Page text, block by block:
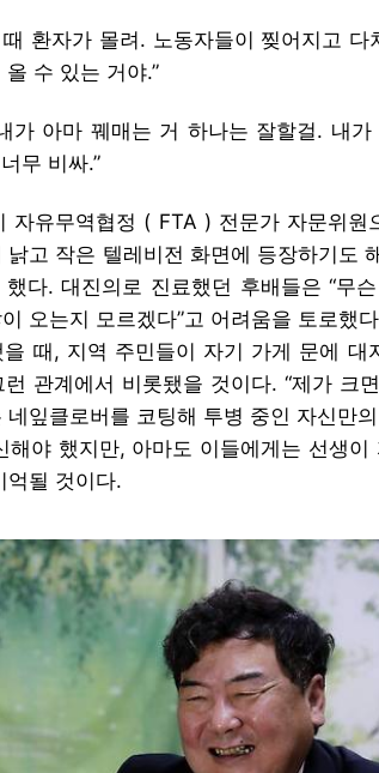
환자가 몰려. 노동자들이 찢어지고 다
수 있는 거야.”
가 아마 꿰매는 거 하나는 잘할걸. 내
무 비싸.”
자유무역협정 ( FTA ) 전문가 자문위원
고 작은 텔레비전 화면에 등장하기도
다. 대진의로 진료했던 후배들은 “무
오는지 모르겠다”고 어려움을 토로했
때, 지역 주민들이 자기 가게 문에 대
관계에서 비롯됐을 것이다. “제가 크
네잎클로버를 코팅해 투병 중인 자신만
해야 했지만, 아마도 이들에게는 선생이
억될 것이다.